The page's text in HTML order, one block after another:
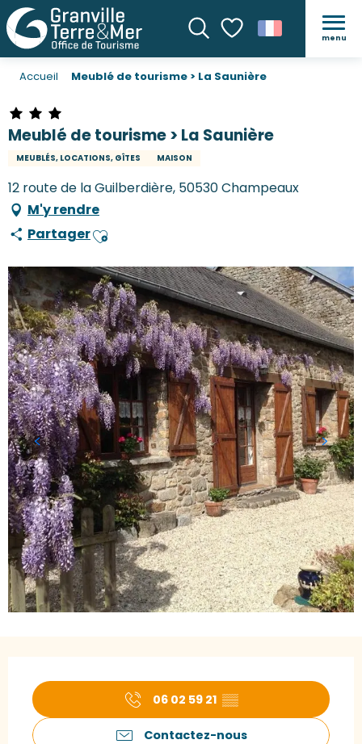
Recherche
Voir les favoris
menu
Accueil Meublé de tourisme > La Saunière
Meublé de tourisme > La Saunière
MEUBLÉS, LOCATIONS, GÎTES MAISON
12 route de la Guilberdière, 50530 Champeaux
M'y rendre
PartagerAjouter aux favoris
06 02 59 21 ▒▒
Contactez-nous